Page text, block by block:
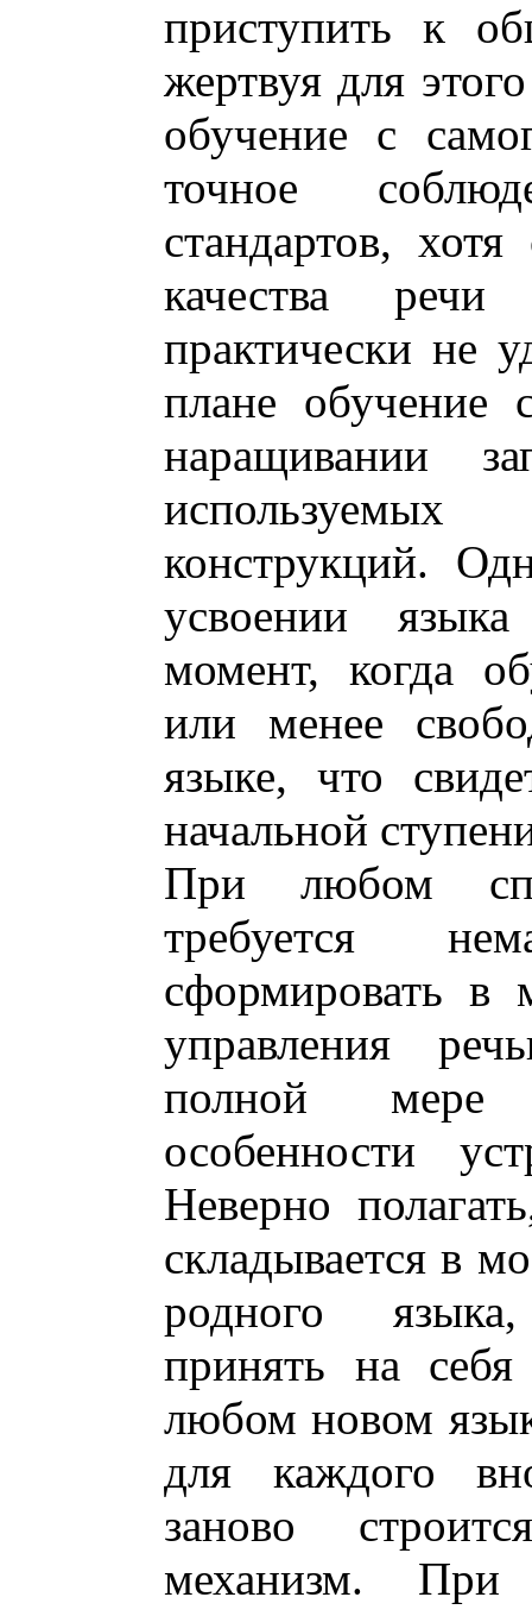
приступить к
жертвуя для
обучение с
точное
стандартов,
качества
практически не
плане обучение
наращивании
конструкций.
усвоении
момент, когда
или менее
языке, что
начальной
При любом
требуется
сформировать в
управления
полной мере
особенности
Неверно
складывается в
родного
принять на
любом новом
для каждого
заново
механизм. При